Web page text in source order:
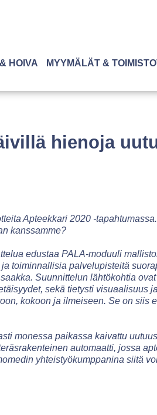
HOIVA MYYMÄLÄT &
hienoja
Apteekkari 2020 -
kanssamme?
edustaa PALA-moduuli
toiminnallisia palvelupisteitä
Suunnittelun lähtökohtia
sekä tietysti visuaalisuus
kokoon ja ilmeiseen. Se on siis
monessa paikassa kaivattu
automaatti, jossa
yhteistyökumppanina siitä